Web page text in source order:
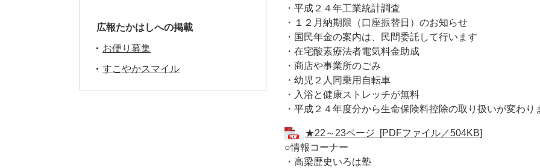
・平成２４年工業統計調査
・１２月納期限（口座振替日）のお知らせ
・国民年金の案内は、民間委託して行います
・在宅酸素療法者電気料金助成
・商店や事業所のごみ
・幼児２人同乗用自転車
・入浴と健康ストレッチが無料
・平成２４年度分から生命保険料控除の取り扱いが変わり
★22～23ページ [PDFファイル／504KB]
○情報コーナー
・高梁歴史いろは塾
広報たかはしへの掲載
お便り募集
すこやかスマイル